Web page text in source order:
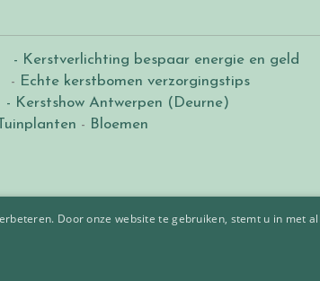
- Kerstverlichting bespaar energie en geld
Echte kerstbomen verzorgingstips
- Kerstshow Antwerpen (Deurne)
- Bloemen
Door onze website te gebruiken, stemt u in met